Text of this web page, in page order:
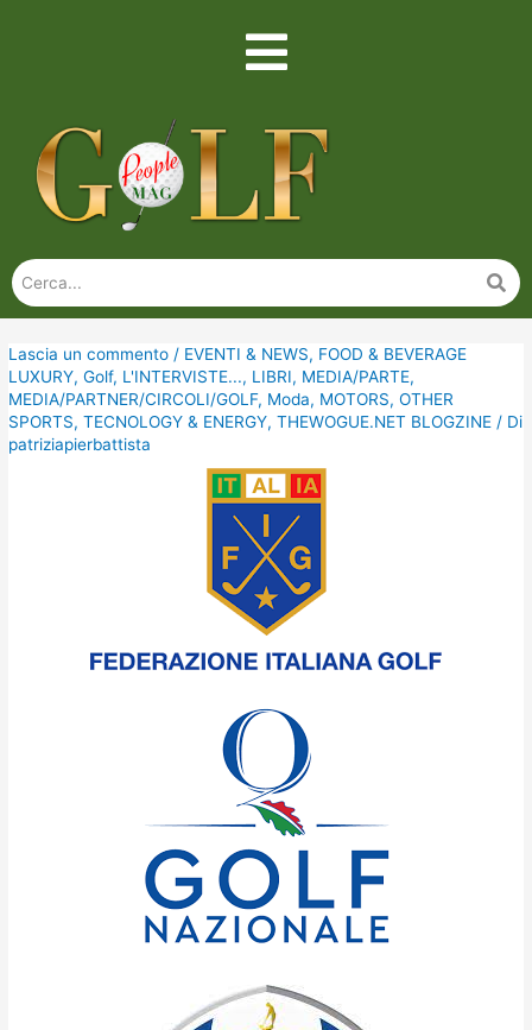
Lascia un commento / EVENTI & NEWS, FOOD & BEVERAGE
LUXURY,Golf, L'INTERVISTE..., LIBRI, MEDIA/PARTE,
MEDIA/PARTNER/CIRCOLI/GOLF, Moda, MOTORS,OTHER
SPORTS,TECNOLOGY & ENERGY,THEWOGUE.NET BLOGZINE / Di
patriziapierbattista